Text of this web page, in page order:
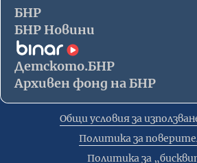
БНР
БНР Новини
Детското.БНР
Архивен фонд на БНР
Общи условия за
Политика за
Политика за